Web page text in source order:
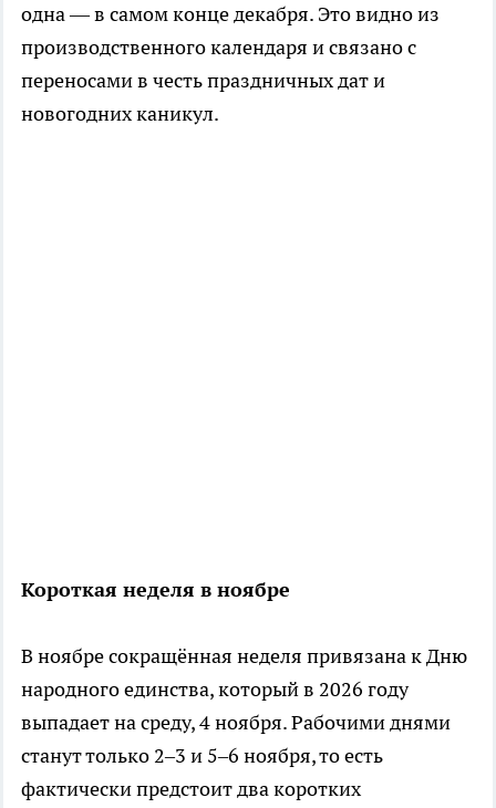
одна — в самом конце декабря. Это видно из
производственного календаря и связано с
переносами в честь праздничных дат и
новогодних каникул.
Короткая неделя в ноябре
В ноябре сокращённая неделя привязана к Дню
народного единства, который в 2026 году
выпадает на среду, 4 ноября. Рабочими днями
станут только 2–3 и 5–6 ноября, то есть
фактически предстоит два коротких